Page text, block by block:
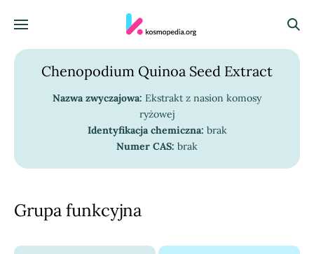
Menu
Chenopodium Quinoa Seed Extract
Nazwa zwyczajowa: Ekstrakt z nasion komosy
ryżowej
Identyfikacja chemiczna: brak
Numer CAS: brak
Grupa funkcyjna